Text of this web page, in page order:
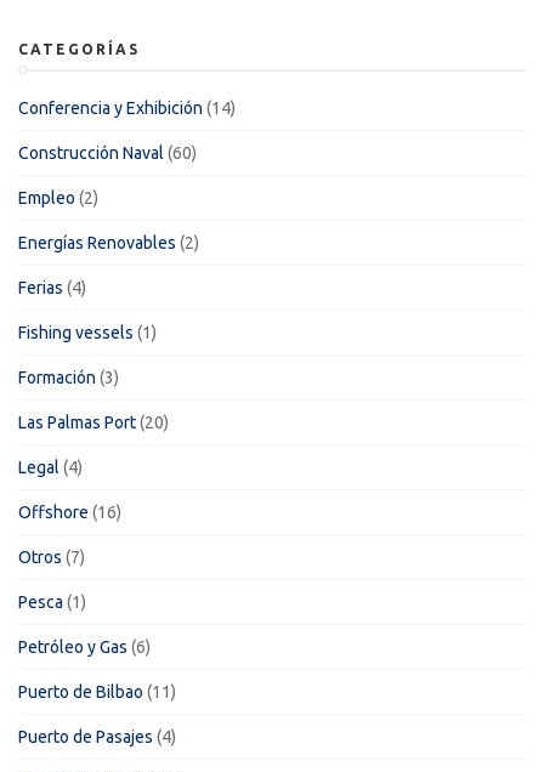
CATEGORÍAS
Conferencia y Exhibición (14)
Construcción Naval (60)
Empleo (2)
Energías Renovables (2)
Ferias (4)
Fishing vessels (1)
Formación (3)
Las Palmas Port(20)
Legal (4)
Offshore (16)
Otros (7)
Pesca (1)
Petróleo y Gas (6)
Puerto de Bilbao (11)
Puerto de Pasajes (4)